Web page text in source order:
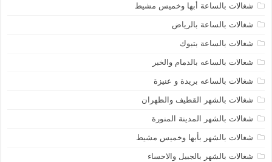
شغالات بالساعة أبها وخميس مشيط
شغالات بالساعة بالرياض
شغالات بالساعة بتبوك
شغالات بالساعه بالدمام والخبر
شغالات بالساعه بريدة و عنيزة
شغالات بالشهر القطيف والظهران
شغالات بالشهر المدينة المنورة
شغالات بالشهر بأبها وخميس مشيط
شغالات بالشهر بالجبيل والاحساء